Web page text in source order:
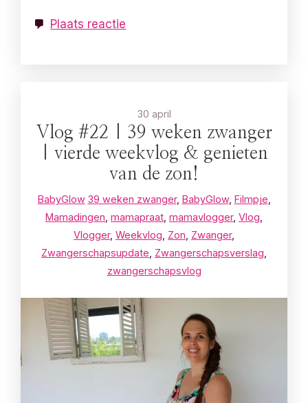
Plaats reactie
30 april
Vlog #22 | 39 weken zwanger
| vierde weekvlog & genieten
van de zon!
BabyGlow 39 weken zwanger, BabyGlow, Filmpje,
Mamadingen, mamapraat, mamavlogger, Vlog,
Vlogger, Weekvlog, Zon, Zwanger,
Zwangerschapsupdate, Zwangerschapsverslag,
zwangerschapsvlog